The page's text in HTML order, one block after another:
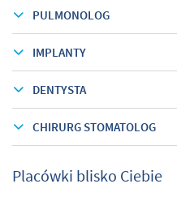
PULMONOLOG
IMPLANTY
DENTYSTA
CHIRURG STOMATOLOG
Placówki blisko Ciebie